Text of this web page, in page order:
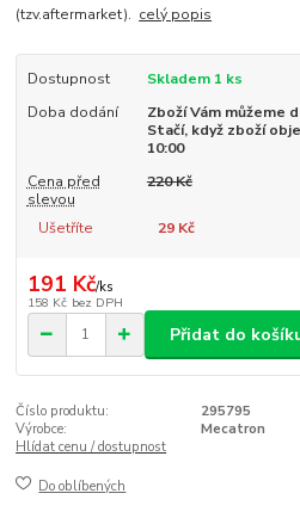
(tzv.aftermarket). celý popis
Dostupnost
Skladem 1 ks
Doba dodání
Zboží Vám můžeme
Stačí, když zboží
10:00
Cena před
slevou
220 Kč
Ušetříte 29 Kč
191 Kč/ks
158 Kč bez DPH
Přidat do
Číslo produktu:
295795
Výrobce:
Mecatron
Hlídat cenu / dostupnost
Do oblíbených